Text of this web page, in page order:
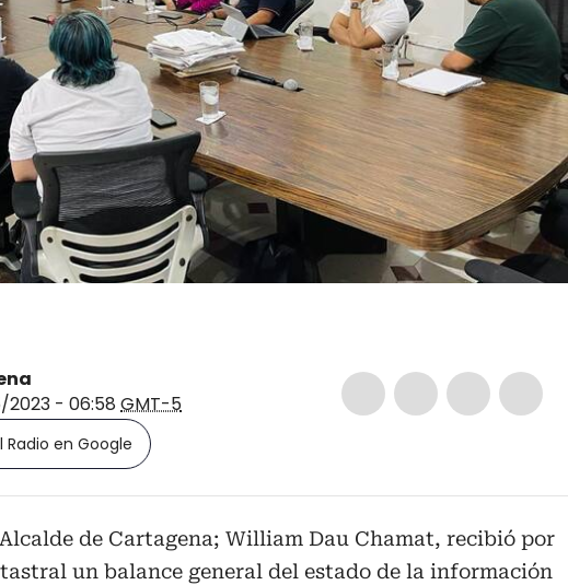
2023 - 06:58 GMT-5
en Google
de Cartagena; William Dau Chamat, recibió por
un balance general del estado de la información